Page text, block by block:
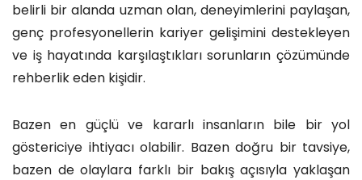
belirli bir alanda uzman olan, deneyimlerini paylaşan,
genç profesyonellerin kariyer gelişimini destekleyen
ve iş hayatında karşılaştıkları sorunların çözümünde
rehberlik eden kişidir.
Bazen en güçlü ve kararlı insanların bile bir yol
göstericiye ihtiyacı olabilir. Bazen doğru bir tavsiye,
bazen de olaylara farklı bir bakış açısıyla yaklaşan